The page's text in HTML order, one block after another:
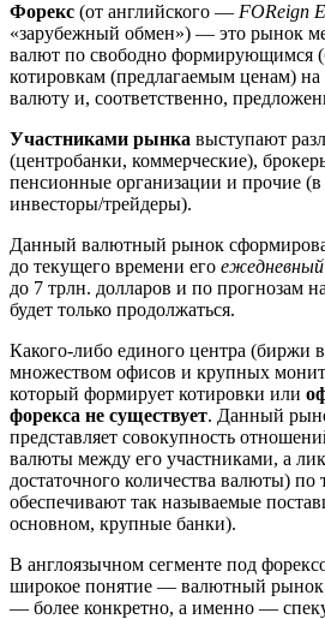
Форекс (от английского — FOReign
«зарубежный обмен») — это рынок
валют по свободно формирующимся
котировкам (предлагаемым ценам) на
валюту и, соответственно,
Участниками рынка выступают
(центробанки, коммерческие),
пенсионные организации и прочие
инвесторы/трейдеры).
Данный валютный рынок
до текущего времени его
до 7 трлн. долларов и по прогнозам
будет только продолжаться.
Какого-либо единого центра (биржи
множеством офисов и крупных
который формирует котировки или
форекса не существует. Данный
представляет совокупность
валюты между его участниками, а
достаточного количества валюты)
обеспечивают так называемые
основном, крупные банки).
В англоязычном сегменте под
широкое понятие — валютный
— более конкретно, а именно —